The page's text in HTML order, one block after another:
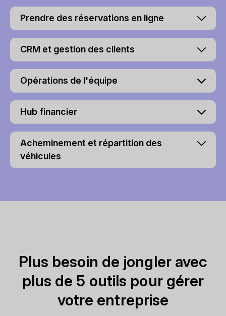
Prendre des réservations en ligne
CRM et gestion des clients
Opérations de l'équipe
Hub financier
Acheminement et répartition des
véhicules
Plus besoin de jongler avec
plus de 5 outils pour gérer
votre entreprise